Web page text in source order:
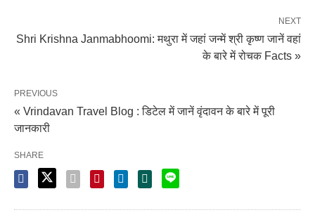
NEXT
Shri Krishna Janmabhoomi: मथुरा में जहां जन्में श्री कृष्ण जानें वहां
के बारे में रोचक Facts »
PREVIOUS
« Vrindavan Travel Blog : डिटेल में जानें वृंदावन के बारे में पूरी
जानकारी
SHARE